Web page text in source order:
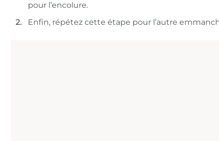
pour l’encolure.
Enfin, répétez cette étape pour l’autre